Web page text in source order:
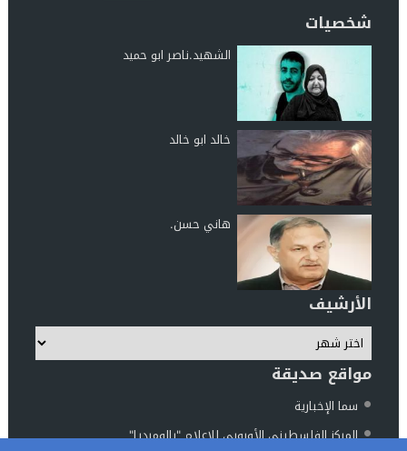
شخصيات
الشهيد.ناصر ابو حميد
خالد ابو خالد
هاني حسن.
الأرشيف
مواقع صديقة
سما الإخبارية
المركز الفلسطيني الأوروبي للإعلام "بالوميديا"